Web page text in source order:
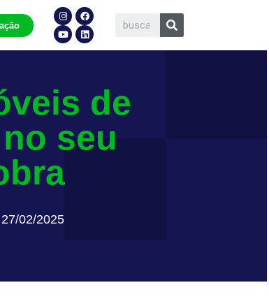
de
seu
| 27/02/2025